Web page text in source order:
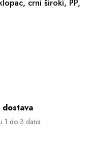
crni široki, PP,
dostava
1 do 3 dana